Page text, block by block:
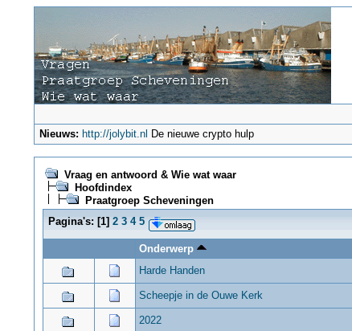
Nieuws: http://jolybit.nl De nieuwe crypto hulp
Vraag en antwoord & Wie wat waar
Hoofdindex
Praatgroep Scheveningen
Pagina's:[1] 2 3 4 5
Onderwerp
Harde Handen
Scheepje in de Ouwe Kerk
2022